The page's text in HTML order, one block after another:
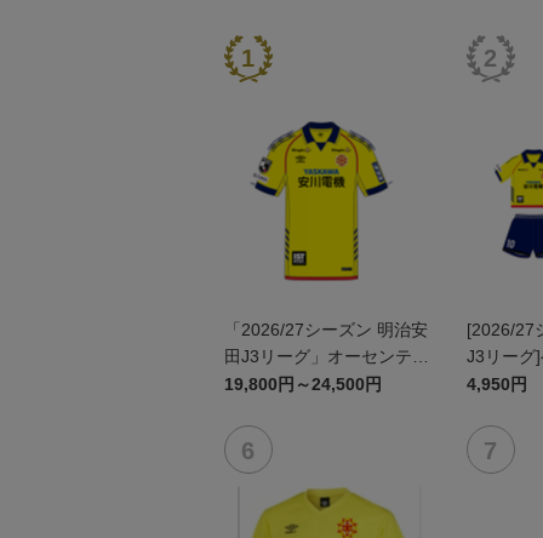
「2026/27シーズン 明治安
田J3リーグ」オーセンティ
ックユニフォームFP1st
19,800円～24,500円
[2026/27
J3リーグ]
ム上下セ
4,950円